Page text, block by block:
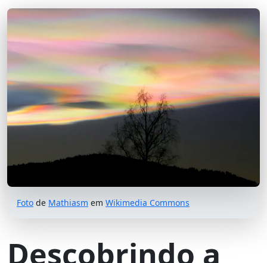
Foto de Mathiasm em Wikimedia Commons
Descobrindo a